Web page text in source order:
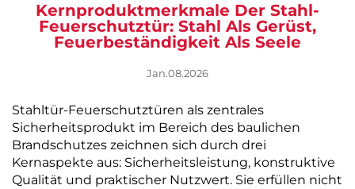
Unterstützung
Anwendung
Nachrichten
Kernproduktmerkmale Der Stahl-
Feuerschutztür: Stahl Als Gerüst,
Feuerbeständigkeit Als Seele
Jan.08.2026
Stahltür-Feuerschutztüren als zentrales
Sicherheitsprodukt im Bereich des baulichen
Brandschutzes zeichnen sich durch drei
Kernaspekte aus: Sicherheitsleistung, konstruktive
Qualität und praktischer Nutzwert. Sie erfüllen nicht